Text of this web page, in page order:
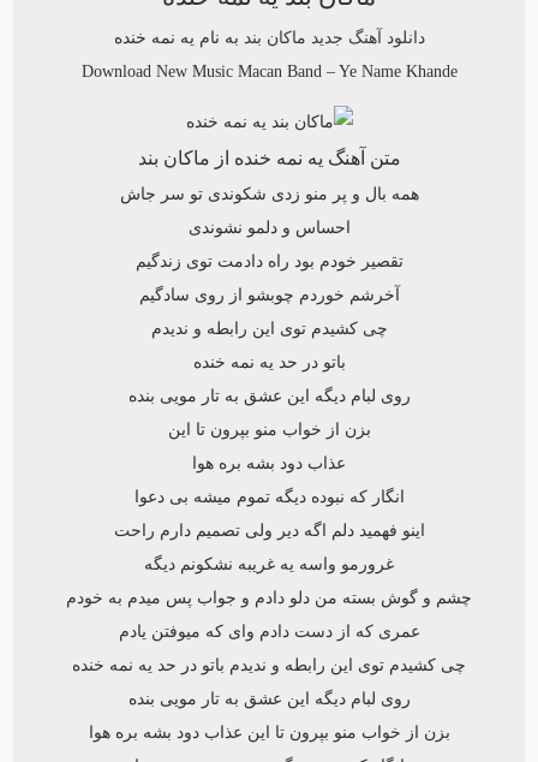
دانلود آهنگ جدید ماکان بند به نام یه نمه خنده
Download New Music Macan Band – Ye Name Khande
متن آهنگ یه نمه خنده از ماکان بند
همه بال و پر منو زدی شکوندی تو سر جاش
احساس و دلمو نشوندی
تقصیر خودم بود راه دادمت توی زندگیم
آخرشم خوردم چوبشو از روی سادگیم
چی کشیدم توی این رابطه و ندیدم
باتو در حد یه نمه خنده
روی لبام دیگه این عشق به تار مویی بنده
بزن از خواب منو بپرون تا این
عذاب دود بشه بره هوا
انگار که نبوده دیگه تموم میشه بی دعوا
اینو فهمید دلم اگه دیر ولی تصمیم دارم راحت
غرورمو واسه یه غریبه نشکونم دیگه
چشم و گوش بسته من دلو دادم و جواب پس میدم به خودم
عمری که از دست دادم وای که میوفتن یادم
چی کشیدم توی این رابطه و ندیدم باتو در حد یه نمه خنده
روی لبام دیگه این عشق به تار مویی بنده
بزن از خواب منو بپرون تا این عذاب دود بشه بره هوا